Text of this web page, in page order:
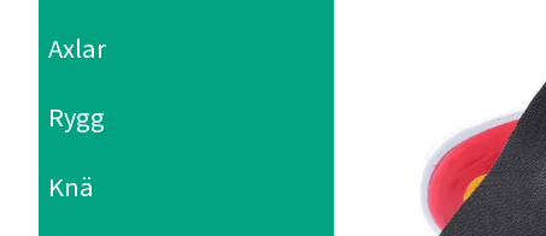
Axlar
Rygg
Knä